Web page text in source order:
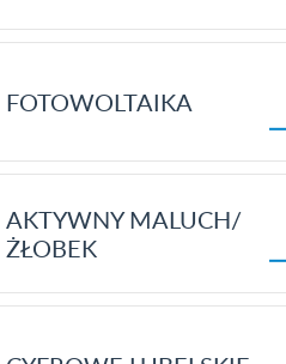
FOTOWOLTAIKA
AKTYWNY MALUCH/
ŻŁOBEK